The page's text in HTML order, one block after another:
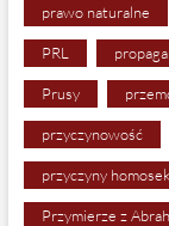
prawo naturalne
PRL
Prusy
przyczynowość
przyczyny
Przymierze z